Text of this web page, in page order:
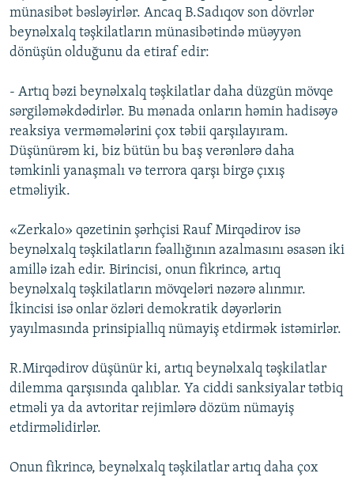
münasibət bəsləyirlər. Ancaq B.Sadıqov son dövrlər
beynəlxalq təşkilatların münasibətində müəyyən
dönüşün olduğunu da etiraf edir:
- Artıq bəzi beynəlxalq təşkilatlar daha düzgün mövqe
sərgiləməkdədirlər. Bu mənada onların həmin hadisəyə
reaksiya verməmələrini çox təbii qarşılayıram.
Düşünürəm ki, biz bütün bu baş verənlərə daha
təmkinli yanaşmalı və terrora qarşı birgə çıxış
etməliyik.
«Zerkalo» qəzetinin şərhçisi Rauf Mirqədirov isə
beynəlxalq təşkilatların fəallığının azalmasını əsasən iki
amillə izah edir. Birincisi, onun fikrincə, artıq
beynəlxalq təşkilatların mövqeləri nəzərə alınmır.
İkincisi isə onlar özləri demokratik dəyərlərin
yayılmasında prinsipiallıq nümayiş etdirmək istəmirlər.
R.Mirqədirov düşünür ki, artıq beynəlxalq təşkilatlar
dilemma qarşısında qalıblar. Ya ciddi sanksiyalar tətbiq
etməli ya da avtoritar rejimlərə dözüm nümayiş
etdirməlidirlər.
Onun fikrincə, beynəlxalq təşkilatlar artıq daha çox